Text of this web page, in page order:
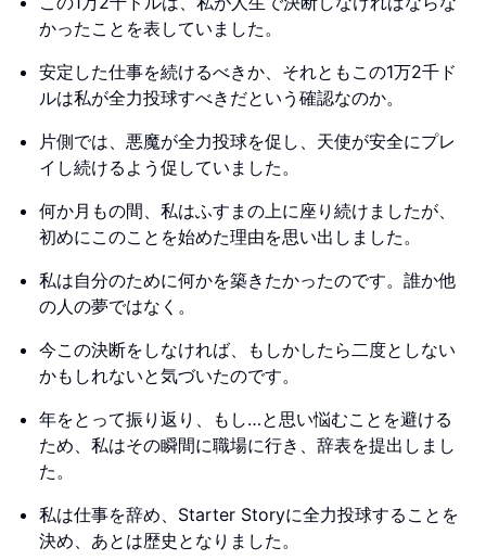
かったことを表していました。
安定した仕事を続けるべきか、それともこの1万2千ド
ルは私が全力投球すべきだという確認なのか。
片側では、悪魔が全力投球を促し、天使が安全にプレ
イし続けるよう促していました。
何か月もの間、私はふすまの上に座り続けましたが、
初めにこのことを始めた理由を思い出しました。
私は自分のために何かを築きたかったのです。誰か他
の人の夢ではなく。
今この決断をしなければ、もしかしたら二度としない
かもしれないと気づいたのです。
年をとって振り返り、もし…と思い悩むことを避ける
ため、私はその瞬間に職場に行き、辞表を提出しまし
た。
私は仕事を辞め、Starter Storyに全力投球することを
決め、あとは歴史となりました。